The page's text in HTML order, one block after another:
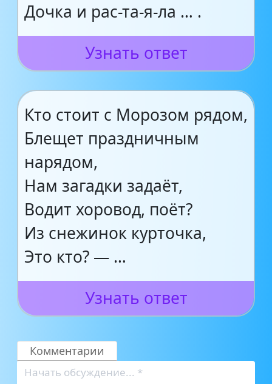
Дочка и рас-та-я-ла … .
Узнать ответ
Кто стоит с Морозом рядом,
Блещет праздничным
нарядом,
Нам загадки задаёт,
Водит хоровод, поёт?
Из снежинок курточка,
Это кто? — …
Узнать ответ
Комментарии